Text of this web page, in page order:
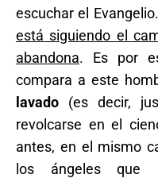
escuchar el
está siguiendo el
abandona. Es por
compara a este
lavado (es decir,
revolcarse en el
antes, en el mismo
los ángeles que